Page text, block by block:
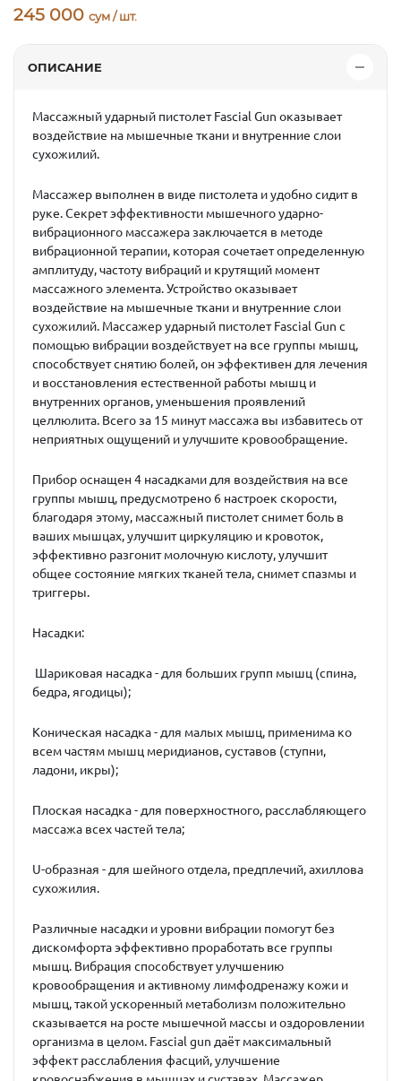
245 000 сум / шт.
ОПИСАНИЕ
Массажный ударный пистолет Fascial Gun оказывает
воздействие на мышечные ткани и внутренние слои
сухожилий.
Массажер выполнен в виде пистолета и удобно сидит в
руке. Секрет эффективности мышечного ударно-
вибрационного массажера заключается в методе
вибрационной терапии, которая сочетает определенную
амплитуду, частоту вибраций и крутящий момент
массажного элемента. Устройство оказывает
воздействие на мышечные ткани и внутренние слои
сухожилий. Массажер ударный пистолет Fascial Gun с
помощью вибрации воздействует на все группы мышц,
способствует снятию болей, он эффективен для лечения
и восстановления естественной работы мышц и
внутренних органов, уменьшения проявлений
целлюлита. Всего за 15 минут массажа вы избавитесь от
неприятных ощущений и улучшите кровообращение.
Прибор оснащен 4 насадками для воздействия на все
группы мышц, предусмотрено 6 настроек скорости,
благодаря этому, массажный пистолет снимет боль в
ваших мышцах, улучшит циркуляцию и кровоток,
эффективно разгонит молочную кислоту, улучшит
общее состояние мягких тканей тела, снимет спазмы и
триггеры.
Насадки:
Шариковая насадка - для больших групп мышц (спина,
бедра, ягодицы);
Коническая насадка - для малых мышц, применима ко
всем частям мышц меридианов, суставов (ступни,
ладони, икры);
Плоская насадка - для поверхностного, расслабляющего
массажа всех частей тела;
U-образная - для шейного отдела, предплечий, ахиллова
сухожилия.
Различные насадки и уровни вибрации помогут без
дискомфорта эффективно проработать все группы
мышц. Вибрация способствует улучшению
кровообращения и активному лимфодренажу кожи и
мышц, такой ускоренный метаболизм положительно
сказывается на росте мышечной массы и оздоровлении
организма в целом. Fascial gun даёт максимальный
эффект расслабления фасций, улучшение